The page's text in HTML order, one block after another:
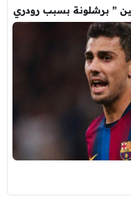
” برشلونة بسبب رودري